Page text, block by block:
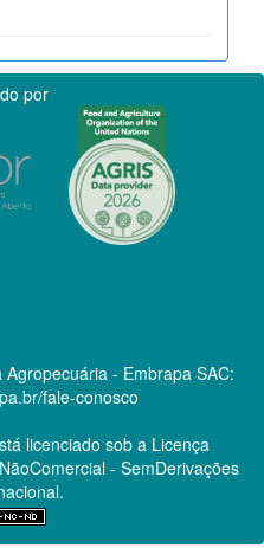
por
- Embrapa SAC:
fale-conosco
licenciado sob a Licença
- SemDerivações